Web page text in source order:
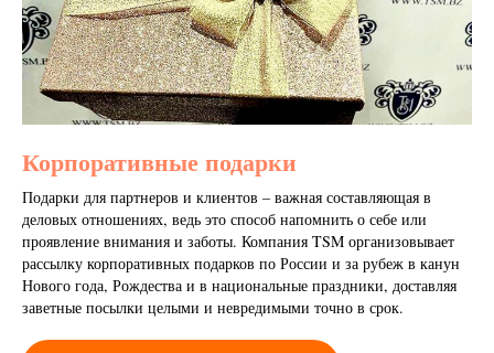
Корпоративные подарки
Подарки для партнеров и клиентов – важная составляющая в
деловых отношениях, ведь это способ напомнить о себе или
проявление внимания и заботы. Компания TSM организовывает
рассылку корпоративных подарков по России и за рубеж в канун
Нового года, Рождества и в национальные праздники, доставляя
заветные посылки целыми и невредимыми точно в срок.